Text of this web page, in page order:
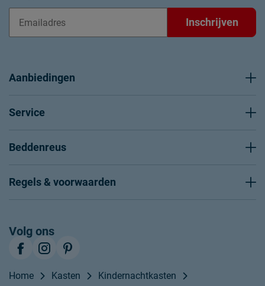
Inschrijven
Aanbiedingen
Service
Beddenreus
Regels & voorwaarden
Volg ons
Home Kasten
Kindernachtkasten